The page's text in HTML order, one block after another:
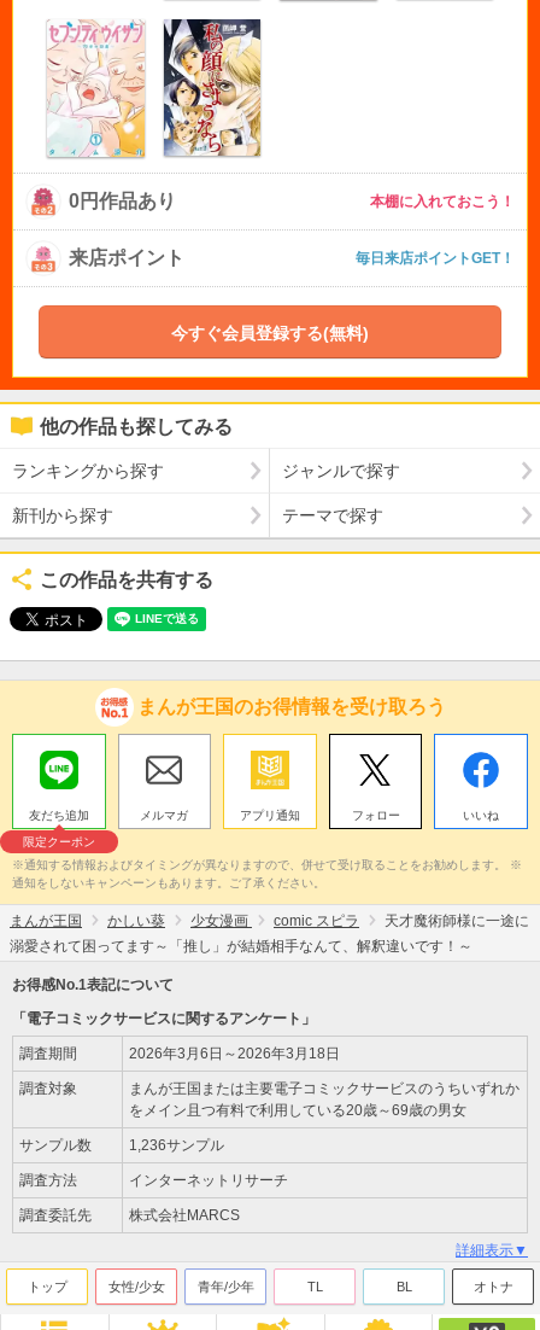
0円作品あり 本棚に入れておこう！
来店ポイント 毎日来店ポイントGET！
今すぐ会員登録する(無料)
他の作品も探してみる
ランキングから探す ジャンルで探す
新刊から探す テーマで探す
この作品を共有する
まんが王国のお得情報を受け取ろう
友だち追加
限定クーポン
メルマガ アプリ通知 フォロー いいね
※通知する情報およびタイミングが異なりますので、併せて受け取ることをお勧めします。 ※
通知をしないキャンペーンもあります。ご了承ください。
まんが王国 かしい葵 少女漫画 comic スピラ
天才魔術師様に一途に
溺愛されて困ってます～「推し」が結婚相手なんて、解釈違いです！～
お得感No.1表記について
「電子コミックサービスに関するアンケート」
調査期間 2026年3月6日～2026年3月18日
調査対象
まんが王国または主要電子コミックサービスのうちいずれか
をメイン且つ有料で利用している20歳～69歳の男女
サンプル数 1,236サンプル
調査方法 インターネットリサーチ
調査委託先 株式会社MARCS
詳細表示▼
トップ 女性/少女 青年/少年 TL BL オトナ